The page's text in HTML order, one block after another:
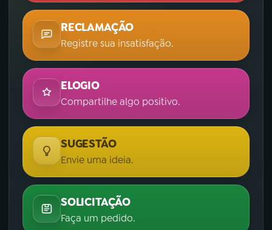
RECLAMAÇÃO
Registre sua insatisfação.
ELOGIO
Compartilhe algo positivo.
SUGESTÃO
Envie uma ideia.
SOLICITAÇÃO
Faça um pedido.